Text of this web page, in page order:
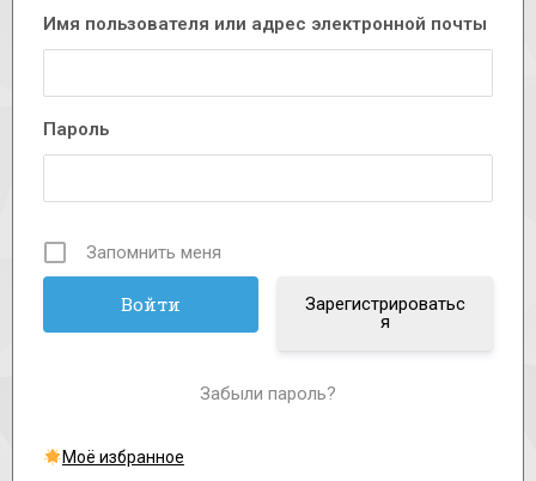
Имя пользователя или адрес электронной почты
Пароль
Запомнить меня
Зарегистрироватьс
я
Забыли пароль?
Моё избранное